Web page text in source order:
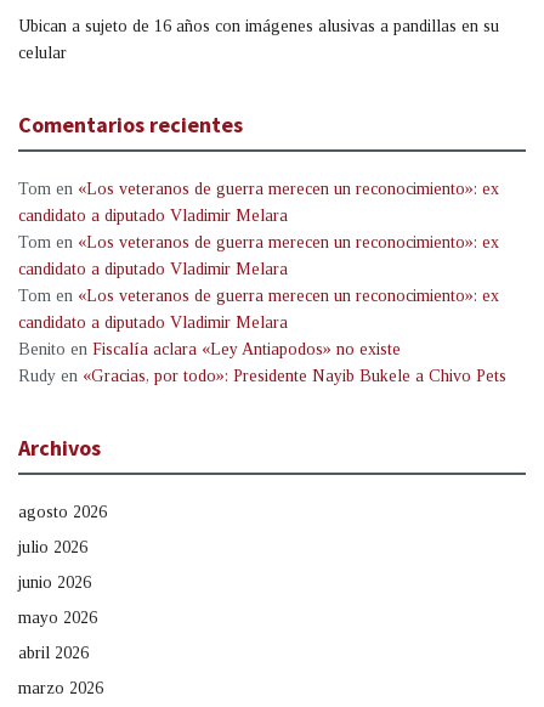
Ubican a sujeto de 16 años con imágenes alusivas a pandillas en su
celular
Comentarios recientes
Tom en «Los veteranos de guerra merecen un reconocimiento»: ex
candidato a diputado Vladimir Melara
Tom en «Los veteranos de guerra merecen un reconocimiento»: ex
candidato a diputado Vladimir Melara
Tom en «Los veteranos de guerra merecen un reconocimiento»: ex
candidato a diputado Vladimir Melara
Benito en Fiscalía aclara «Ley Antiapodos» no existe
Rudy en «Gracias, por todo»: Presidente Nayib Bukele a Chivo Pets
Archivos
agosto 2026
julio 2026
junio 2026
mayo 2026
abril 2026
marzo 2026